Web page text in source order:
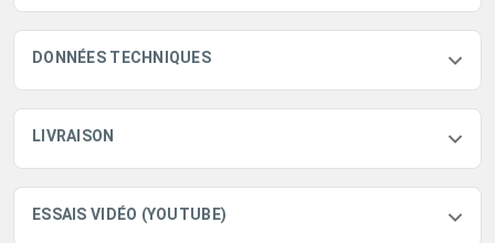
DONNÉES TECHNIQUES
LIVRAISON
ESSAIS VIDÉO (YOUTUBE)